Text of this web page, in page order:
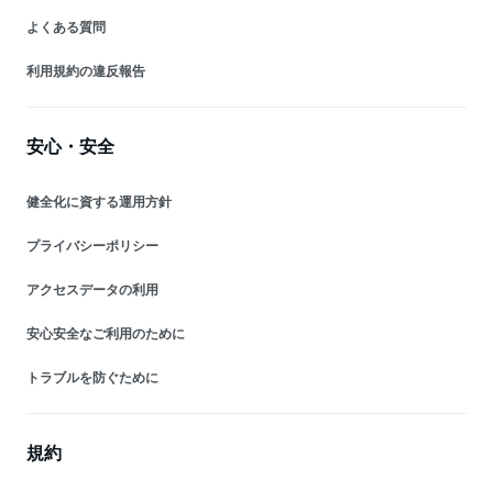
よくある質問
利用規約の違反報告
安心・安全
健全化に資する運用方針
プライバシーポリシー
アクセスデータの利用
安心安全なご利用のために
トラブルを防ぐために
規約